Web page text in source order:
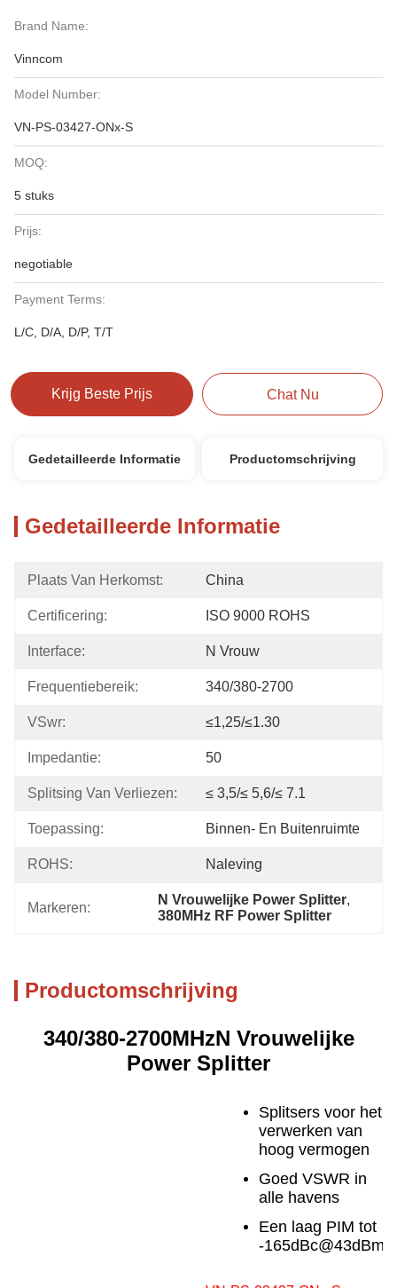
Brand Name:
Vinncom
Model Number:
VN-PS-03427-ONx-S
MOQ:
5 stuks
Prijs:
negotiable
Payment Terms:
L/C, D/A, D/P, T/T
Krijg Beste Prijs Chat Nu
Gedetailleerde Informatie Productomschrijving
Gedetailleerde Informatie
Plaats Van Herkomst: China
Certificering: ISO 9000 ROHS
Interface: N Vrouw
Frequentiebereik: 340/380-2700
VSwr: ≤1,25/≤1.30
Impedantie: 50
Splitsing Van Verliezen: ≤ 3,5/≤ 5,6/≤ 7.1
Toepassing: Binnen- En Buitenruimte
ROHS: Naleving
Markeren:
N Vrouwelijke Power Splitter,
380MHz RF Power Splitter
Productomschrijving
340/380-2700MHzN Vrouwelijke
Power Splitter
Splitsers voor het
verwerken van
hoog vermogen
Goed VSWR in
alle havens
Een laag PIM tot
-